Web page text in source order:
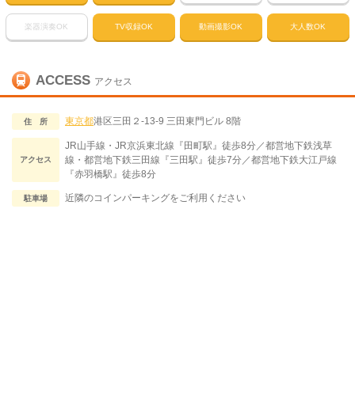
楽器演奏OK TV収録OK 動画撮影OK 大人数OK
ACCESS アクセス
住 所 東京都港区三田２-13-9 三田東門ビル 8階
アクセス
JR山手線・JR京浜東北線『田町駅』徒歩8分／都営地下鉄浅草
線・都営地下鉄三田線『三田駅』徒歩7分／都営地下鉄大江戸線
『赤羽橋駅』徒歩8分
駐車場 近隣のコインパーキングをご利用ください